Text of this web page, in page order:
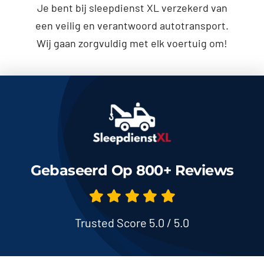
Je bent bij sleepdienst XL verzekerd van
een veilig en verantwoord autotransport.
Wij gaan zorgvuldig met elk voertuig om!
Gebaseerd Op 800+ Reviews
Trusted Score 5.0 / 5.0